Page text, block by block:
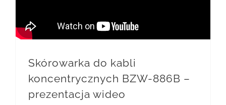
Skórowarka do kabli
koncentrycznych BZW-886B –
prezentacja wideo